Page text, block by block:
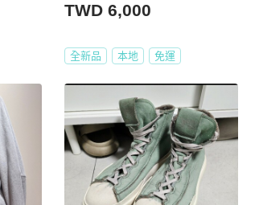
TWD 6,000
全新品 本地 免運